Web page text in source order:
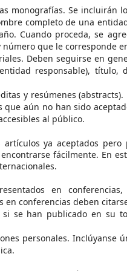
monografías. Se incluirán
completo de una
Cuando proceda, se
número que le corresponde
Deben seguirse en
responsable), título,
y resúmenes
que aún no han sido
al público.
artículos ya aceptados
fácilmente. En
en
en conferencias deben
si se han publicado en su
personales. Inclúyanse